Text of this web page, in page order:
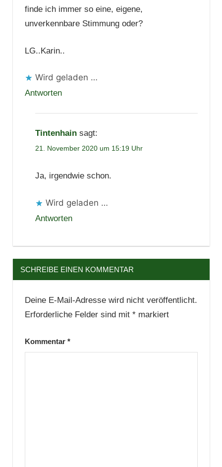
finde ich immer so eine, eigene,
unverkennbare Stimmung oder?
LG..Karin..
Wird geladen …
Antworten
Tintenhain sagt:
21. November 2020 um 15:19 Uhr
Ja, irgendwie schon.
Wird geladen …
Antworten
SCHREIBE EINEN KOMMENTAR
Deine E-Mail-Adresse wird nicht veröffentlicht.
Erforderliche Felder sind mit *markiert
Kommentar *